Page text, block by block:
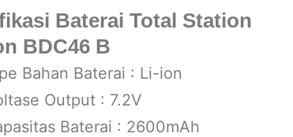
Baterai Total Station
BDC46 B
Bahan Baterai : Li-ion
Output : 7.2V
Baterai : 2600mAh